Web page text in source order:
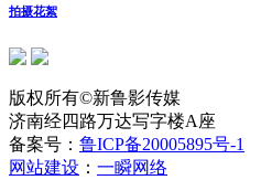
拍摄花絮
版权所有©新鲁影传媒
济南经四路万达写字楼A座
备案号： 鲁ICP备20005895号-1
网站建设 ： 一瞬网络